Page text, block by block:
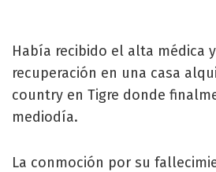
Había recibido el alta médica
recuperación en una casa
country en Tigre donde
mediodía.
La conmoción por su